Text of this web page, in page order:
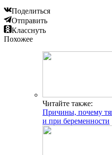
Поделиться
Отправить
Класснуть
Похожее
Читайте также:
Причины, почему
и при беременности